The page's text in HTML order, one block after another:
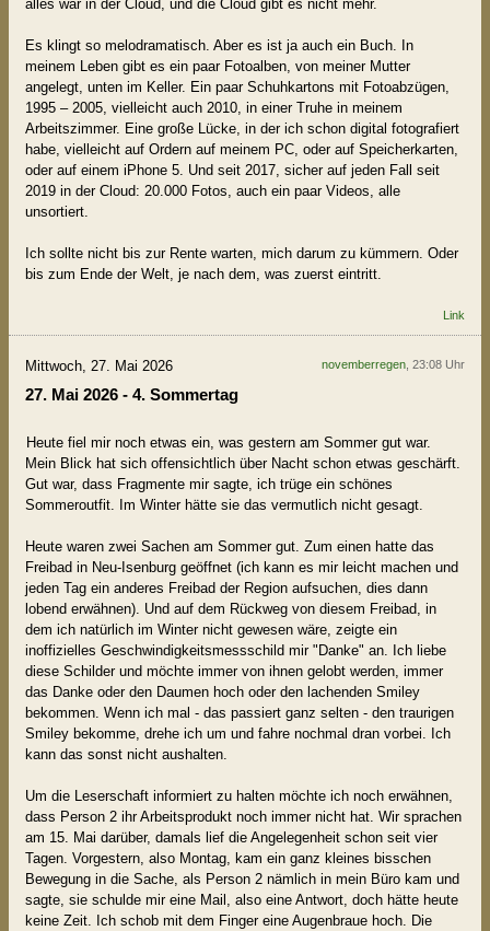
alles war in der Cloud, und die Cloud gibt es nicht mehr.
Es klingt so melodramatisch. Aber es ist ja auch ein Buch. In
meinem Leben gibt es ein paar Fotoalben, von meiner Mutter
angelegt, unten im Keller. Ein paar Schuhkartons mit Fotoabzügen,
1995 – 2005, vielleicht auch 2010, in einer Truhe in meinem
Arbeitszimmer. Eine große Lücke, in der ich schon digital fotografiert
habe, vielleicht auf Ordern auf meinem PC, oder auf Speicherkarten,
oder auf einem iPhone 5. Und seit 2017, sicher auf jeden Fall seit
2019 in der Cloud: 20.000 Fotos, auch ein paar Videos, alle
unsortiert.
Ich sollte nicht bis zur Rente warten, mich darum zu kümmern. Oder
bis zum Ende der Welt, je nach dem, was zuerst eintritt.
Link
Mittwoch, 27. Mai 2026 novemberregen , 23:08 Uhr
27. Mai 2026 - 4. Sommertag
Heute fiel mir noch etwas ein, was gestern am Sommer gut war.
Mein Blick hat sich offensichtlich über Nacht schon etwas geschärft.
Gut war, dass Fragmente mir sagte, ich trüge ein schönes
Sommeroutfit. Im Winter hätte sie das vermutlich nicht gesagt.
Heute waren zwei Sachen am Sommer gut. Zum einen hatte das
Freibad in Neu-Isenburg geöffnet (ich kann es mir leicht machen und
jeden Tag ein anderes Freibad der Region aufsuchen, dies dann
lobend erwähnen). Und auf dem Rückweg von diesem Freibad, in
dem ich natürlich im Winter nicht gewesen wäre, zeigte ein
inoffizielles Geschwindigkeitsmessschild mir "Danke" an. Ich liebe
diese Schilder und möchte immer von ihnen gelobt werden, immer
das Danke oder den Daumen hoch oder den lachenden Smiley
bekommen. Wenn ich mal - das passiert ganz selten - den traurigen
Smiley bekomme, drehe ich um und fahre nochmal dran vorbei. Ich
kann das sonst nicht aushalten.
Um die Leserschaft informiert zu halten möchte ich noch erwähnen,
dass Person 2 ihr Arbeitsprodukt noch immer nicht hat. Wir sprachen
am 15. Mai darüber, damals lief die Angelegenheit schon seit vier
Tagen. Vorgestern, also Montag, kam ein ganz kleines bisschen
Bewegung in die Sache, als Person 2 nämlich in mein Büro kam und
sagte, sie schulde mir eine Mail, also eine Antwort, doch hätte heute
keine Zeit. Ich schob mit dem Finger eine Augenbraue hoch. Die